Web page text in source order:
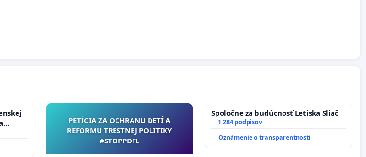
PETÍCIA ZA OCHRANU DETÍ A
REFORMU TRESTNEJ POLITIKY
#STOPPDFL
Spoločne za budúcnosť Letiska Sliač
1 284 podpisov
Oznámenie o transparentnosti